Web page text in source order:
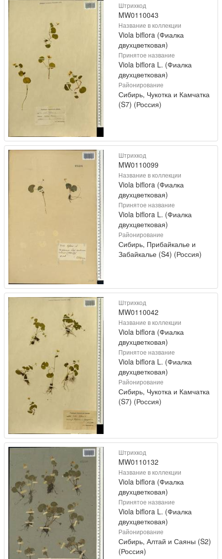
Штрихкод
MW0110043
Название в коллекции
Viola biflora (Фиалка
двухцветковая)
Принятое название
Viola biflora L. (Фиалка
двухцветковая)
Районирование
Сибирь, Чукотка и Камчатка
(S7) (Россия)
Штрихкод
MW0110099
Название в коллекции
Viola biflora (Фиалка
двухцветковая)
Принятое название
Viola biflora L. (Фиалка
двухцветковая)
Районирование
Сибирь, Прибайкалье и
Забайкалье (S4) (Россия)
Штрихкод
MW0110042
Название в коллекции
Viola biflora (Фиалка
двухцветковая)
Принятое название
Viola biflora L. (Фиалка
двухцветковая)
Районирование
Сибирь, Чукотка и Камчатка
(S7) (Россия)
Штрихкод
MW0110132
Название в коллекции
Viola biflora (Фиалка
двухцветковая)
Принятое название
Viola biflora L. (Фиалка
двухцветковая)
Районирование
Сибирь, Алтай и Саяны (S2)
(Россия)